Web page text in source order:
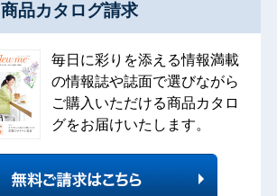
商品カタログ請求
毎日に彩りを添える情報満載
の情報誌や誌面で選びながら
ご購入いただける商品カタロ
グをお届けいたします。